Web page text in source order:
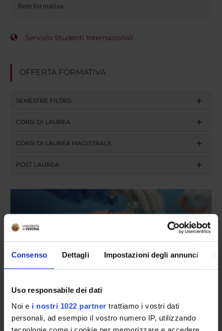
Consenso Dettagli Impostazioni degli annunci
Uso responsabile dei dati
Noi e i nostri 1022 partner trattiamo i vostri dati
personali, ad esempio il vostro numero IP, utilizzando
Rete formativa
Servizio Studenti Internazionali
OFFERTA FORMATIVA
SEMESTRE FILTRO
CORSI DI LAUREA
CORSI DI LAUREA MAGISTRALE
POST LAUREA
Presentazione
Lo specialista inAnestesia, Rianimazione, Terapia
Intensiva e del Dolore sviluppa conoscenze teoriche,
scienti- fiche e professionali condivise nella pratica